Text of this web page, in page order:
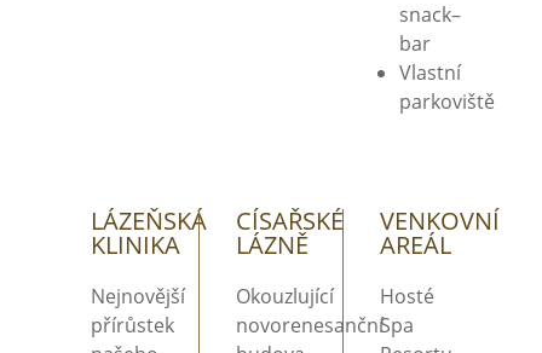
snack–
bar
Vlastní
parkoviště
LÁZEŇSKÁ
KLINIKA
Nejnovější
přírůstek
CÍSAŘSKÉ
LÁZNĚ
Okouzlující
novorenesanční
VENKOVNÍ
AREÁL
Hosté
Spa